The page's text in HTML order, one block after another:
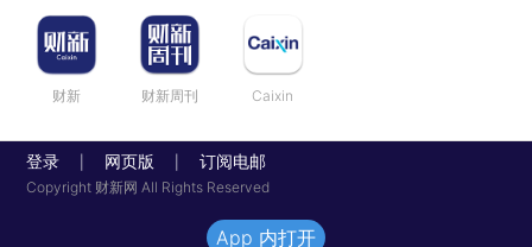
财新 财新周刊 Caixin
登录 网页版 订阅电邮
Copyright 财新网 All Rights Reserved
App 内打开